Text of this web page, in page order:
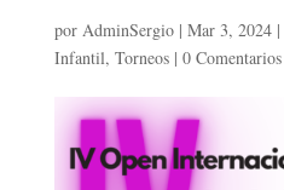
por AdminSergio| Mar 3, 2024|
Infantil, Torneos| 0 Comentarios